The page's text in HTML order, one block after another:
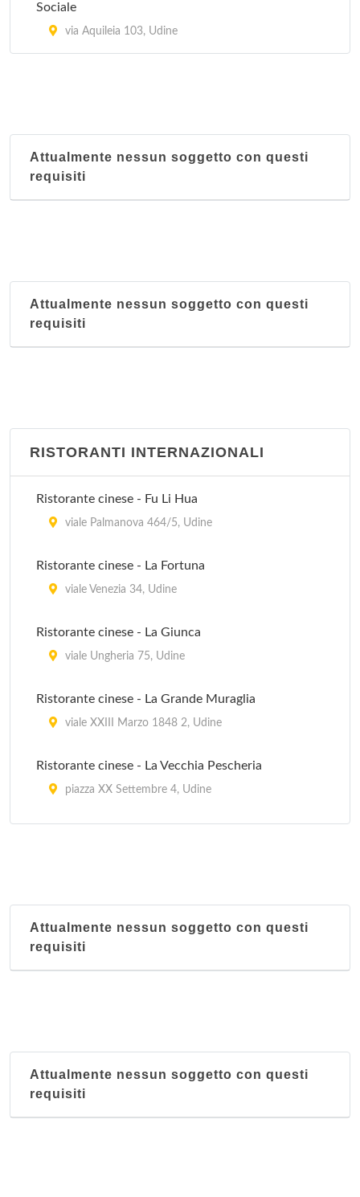
Sociale
via Aquileia 103, Udine
Attualmente nessun soggetto con questi
requisiti
Attualmente nessun soggetto con questi
requisiti
RISTORANTI INTERNAZIONALI
Ristorante cinese - Fu Li Hua
viale Palmanova 464/5, Udine
Ristorante cinese - La Fortuna
viale Venezia 34, Udine
Ristorante cinese - La Giunca
viale Ungheria 75, Udine
Ristorante cinese - La Grande Muraglia
viale XXIII Marzo 1848 2, Udine
Ristorante cinese - La Vecchia Pescheria
piazza XX Settembre 4, Udine
via Antonio Caccia 9, Udine
Attualmente nessun soggetto con questi
requisiti
Attualmente nessun soggetto con questi
requisiti